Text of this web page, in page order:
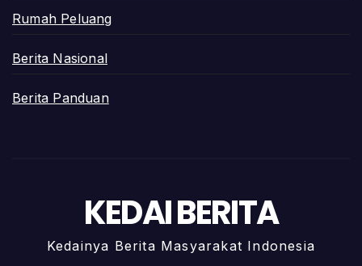
Rumah Peluang
Berita Nasional
Berita Panduan
KEDAI BERITA
Kedainya Berita Masyarakat Indonesia